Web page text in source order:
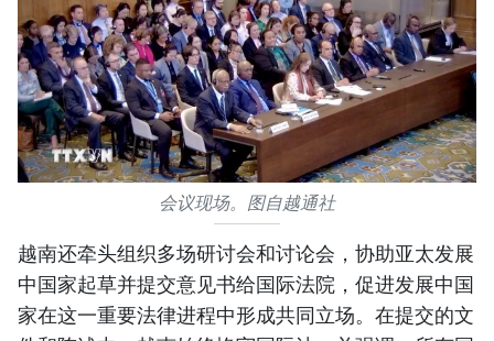
会议现场。图自越通社
越南还牵头组织多场研讨会和讨论会，协助亚太发展
中国家起草并提交意见书给国际法院，促进发展中国
家在这一重要法律进程中形成共同立场。在提交的文